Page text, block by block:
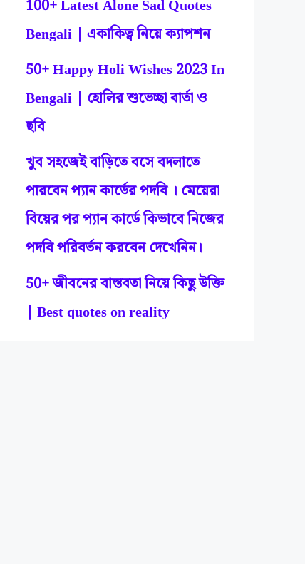
100+ Latest Alone Sad Quotes
Bengali | একাকিত্ব নিয়ে ক্যাপশন
50+ Happy Holi Wishes 2023 In
Bengali | হোলির শুভেচ্ছা বার্তা ও
ছবি
খুব সহজেই বাড়িতে বসে বদলাতে
পারবেন প্যান কার্ডের পদবি । মেয়েরা
বিয়ের পর প্যান কার্ডে কিভাবে নিজের
পদবি পরিবর্তন করবেন দেখেনিন।
50+ জীবনের বাস্তবতা নিয়ে কিছু উক্তি
| Best quotes on reality